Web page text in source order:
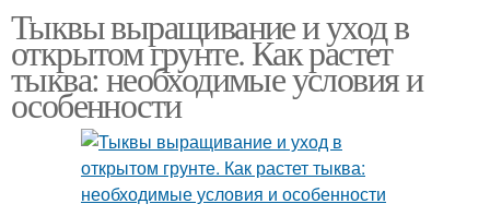
Тыквы выращивание и уход в
открытом грунте. Как растет
тыква: необходимые условия и
особенности